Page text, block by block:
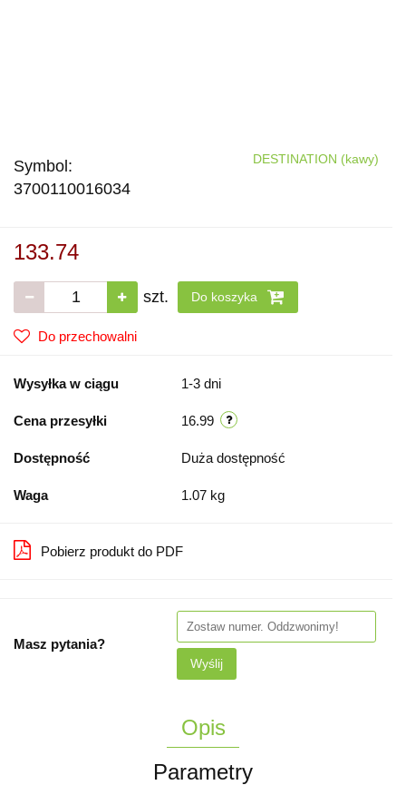
Symbol:
3700110016034
DESTINATION (kawy)
133.74
szt. Do koszyka
Do przechowalni
Wysyłka w ciągu 1-3 dni
Cena przesyłki 16.99
Dostępność Duża dostępność
Waga 1.07 kg
Pobierz produkt do PDF
Masz pytania?
Wyślij
Opis
Parametry